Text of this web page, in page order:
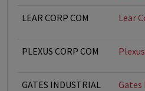
LEAR CORP COM Lear
PLEXUS CORP COM
GATES INDUSTRIAL